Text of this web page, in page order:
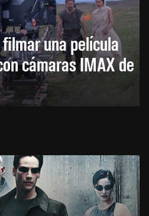
una película
cámaras IMAX de